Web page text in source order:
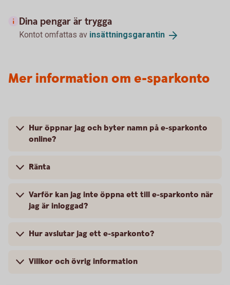
Dina pengar är trygga
Kontot omfattas av insättningsgarantin
Mer information om e-sparkonto
Hur öppnar jag och byter namn på e-sparkonto
online?
Ränta
Varför kan jag inte öppna ett till e-sparkonto när
jag är inloggad?
Hur avslutar jag ett e-sparkonto?
Villkor och övrig information